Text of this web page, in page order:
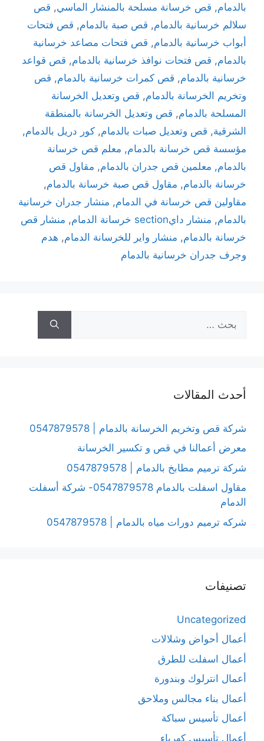
بالدمام, قص خرسانة مسلحة بالمنشار الماسي, قص
سلالم خرسانية بالدمام, قص صبة بالدمام, قص فتحات
أبواب خرسانية بالدمام, قص فتحات مصاعد خرسانية
بالدمام, قص فتحات نوافذ خرسانية بالدمام, قص قواعد
خرسانية بالدمام, قص كمرات خرسانية بالدمام, قص
وتخريم الخرسانة بالدمام, قص وتعديل الخرسانة
المسلحة بالدمام, قص وتعديل الخرسانة بالمنطقة
الشرقية, قص وتعديل صبات بالدمام, كور دريل بالدمام,
مؤسسة قص خرسانة بالدمام, معلم قص خرسانة
بالدمام, معلمين قص جدران بالدمام, مقاول قص
خرسانة بالدمام, مقاول قص صبة خرسانة بالدمام,
مقاولين قص خرسانة في الدمام, منشار جدران خرسانية
بالدمام, منشار دايsection خرسانة الدمام , منشار قص
خرسانة بالدمام, منشار واير للخرسانة الدمام, هدم
وجرف جدران خرسانية بالدمام
أحدث المقالات
شركة قص وتخريم الخرسانة بالدمام | 0547879578
معرض أعمالنا في قص و تكسير الخرسانة
شركة ترميم مطابخ بالدمام | 0547879578
مقاول اسفلت بالدمام 0547879578- شركة أسفلت
الدمام
شركه ترميم دورات مياه بالدمام | 0547879578
تصنيفات
Uncategorized
أعمال أحواض وشلالات
أعمال اسفلت للطرق
أعمال انترلوك وبندورة
أعمال بناء مجالس وملاحق
أعمال تأسيس سباكة
أعمال تأسيس كهرباء